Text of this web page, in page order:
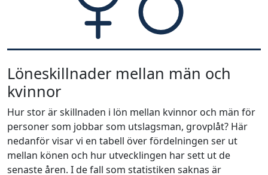
Löneskillnader mellan män och
kvinnor
Hur stor är skillnaden i lön mellan kvinnor och män för
personer som jobbar som utslagsman, grovplåt? Här
nedanför visar vi en tabell över fördelningen ser ut
mellan könen och hur utvecklingen har sett ut de
senaste åren. I de fall som statistiken saknas är